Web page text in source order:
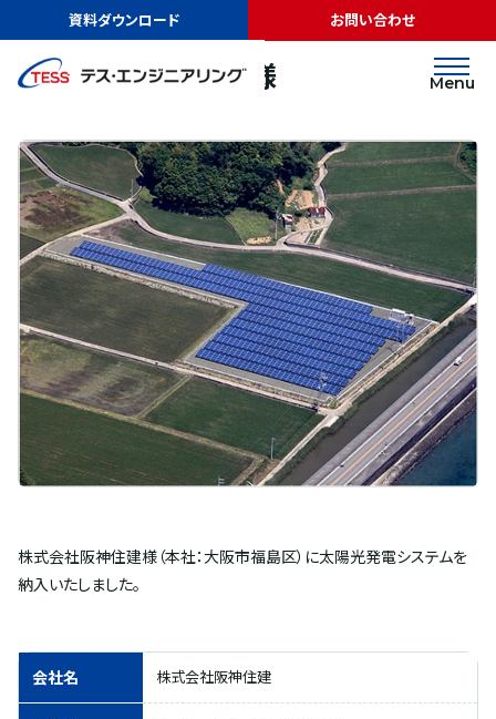
資料ダウンロード お問い合わせ
Menu
実績紹介 株式会社阪神住建様
太陽光発電 地上
株式会社阪神住建様
株式会社阪神住建様（本社：大阪市福島区）に太陽光発電システムを
納入いたしました。
会社名 株式会社阪神住建